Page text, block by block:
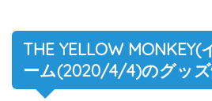
THE YELLOW
ーム(2020/4/4)のグッ